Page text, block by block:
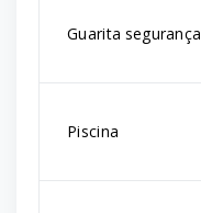
Guarita segurança
Piscina